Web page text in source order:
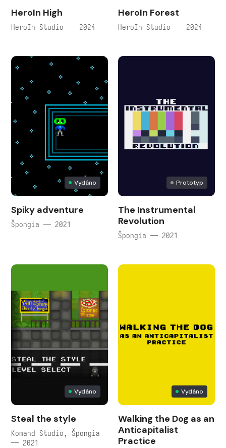
HeroIn High
HeroIn Studio — 2024
HeroIn Forest
HeroIn Studio — 2024
Vydáno
Spiky adventure
Špongia — 2021
Prototyp
The Instrumental
Revolution
Špongia — 2021
Vydáno
Steal the style
Komand Studio, Špongia
— 2021
Vydáno
Walking the Dog as an
Anticapitalist
Practice